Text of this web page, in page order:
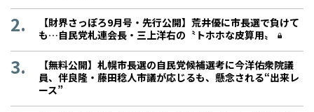
【財界さっぽろ9月号・先行公開】荒井優に市長選で負けて
も…自民党札連会長・三上洋右の〝トホホな皮算用〟
【無料公開】札幌市長選の自民党候補選考に今洋佑衆院議
員、伴良隆・藤田稔人市議が応じるも、懸念される“出来レ
ース”